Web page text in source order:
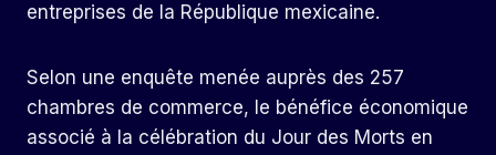
entreprises de la République mexicaine.
Selon une enquête menée auprès des 257
chambres de commerce, le bénéfice économique
associé à la célébration du Jour des Morts en